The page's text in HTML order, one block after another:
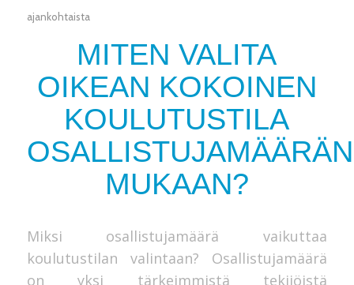
ajankohtaista
MITEN VALITA
OIKEAN KOKOINEN
KOULUTUSTILA
OSALLISTUJAMÄÄRÄN
MUKAAN?
Miksi osallistujamäärä vaikuttaa
koulutustilan valintaan? Osallistujamäärä
on yksi tärkeimmistä tekijöistä